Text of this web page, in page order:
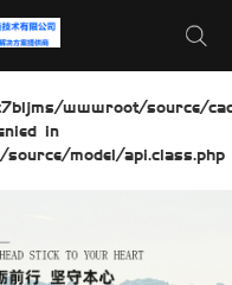
wwwroot/source/
in
model/api.class.php